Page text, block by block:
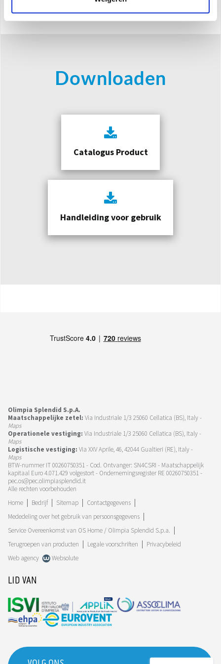
Downloaden
Catalogus Product
Handleiding voor gebruik
Olimpia Splendid S.p.A.
Maatschappelijke zetel: Via Industriale 1/3 25060 Cellatica (BS), Italy -
Maps
Operationele vestiging: Via Industriale 1/3 25060 Cellatica (BS), Italy -
Maps
Logistische vestiging: Via XXV Aprile, 46, 42044 Gualtieri (RE), Italy -
Maps
BTW-nummer IT 00260750351 - Cod. Ontvanger: SN4CSRI - Maatschappelijk
kapitaal Euro 4.071.429 volgestort - Ondernemingsregister RE 00260750351 -
pec.os@pec.olimpiasplendid.it
Alle rechten voorbehouden
Home
Bedrijf Sitemap
Contactgegevens
Mededeling over het gebruik van persoonsgegevens
Service Overeenkomst van OS Home / Olimpia Splendid S.p.a.
Terugroepen van producten
Legale voorschriften
Privacybeleid
Web agency
Websolute
LID VAN